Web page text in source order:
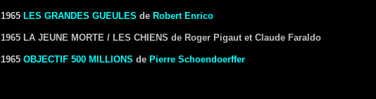
1965 LES GRANDES GUEULES de Robert Enrico
1965 LA JEUNE MORTE / LES CHIENS de Roger Pigaut et Claude Faraldo
1965 OBJECTIF 500 MILLIONS de Pierre Schoendoerffer